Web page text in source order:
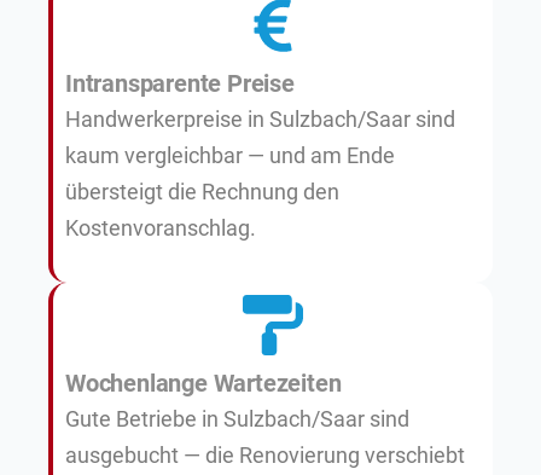
Intransparente Preise
Handwerkerpreise in Sulzbach/Saar sind
kaum vergleichbar — und am Ende
übersteigt die Rechnung den
Kostenvoranschlag.
Wochenlange Wartezeiten
Gute Betriebe in Sulzbach/Saar sind
ausgebucht — die Renovierung verschiebt